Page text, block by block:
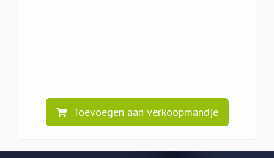
Toevoegen aan verkoopmandje